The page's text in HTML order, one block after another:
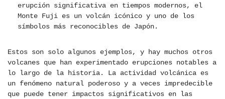
erupción significativa en tiempos modernos, el
Monte Fuji es un volcán icónico y uno de los
símbolos más reconocibles de Japón.
Estos son solo algunos ejemplos, y hay muchos otros
volcanes que han experimentado erupciones notables a
lo largo de la historia. La actividad volcánica es
un fenómeno natural poderoso y a veces impredecible
que puede tener impactos significativos en las